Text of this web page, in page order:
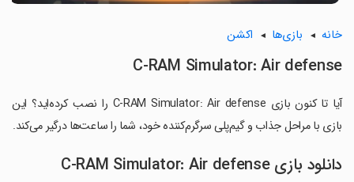
خانه بازی‌ها اکشن
C-RAM Simulator: Air defense
آیا تا کنون بازی C-RAM Simulator: Air defense را نصب کرده‌اید؟ این
بازی با مراحل جذاب و گیم‌پلی سرگرم‌کننده خود، شما را ساعت‌ها درگیر می‌کند.
دانلود بازی C-RAM Simulator: Air defense